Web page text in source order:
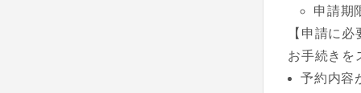
申請期
【申請に
お手続きを
予約内容